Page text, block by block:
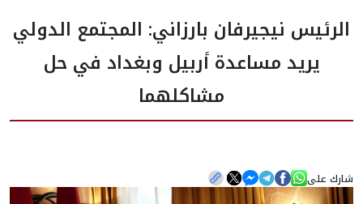
نواب الرئيس
طاقم الرئاسة
الأخبار
الرئيس نيجيرفان بارزاني: المجتمع الدولي
يريد مساعدة أربيل وبغداد في حل
مشاكلهما
شارك على